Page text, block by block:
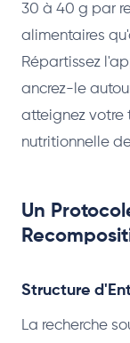
30 à 40 g par
alimentaires
Répartissez
ancrez-le
atteignez votre
nutritionnelle
Un
Structure
La recherche